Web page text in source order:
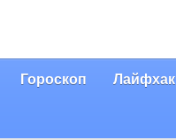
Гороскоп Лайфхак